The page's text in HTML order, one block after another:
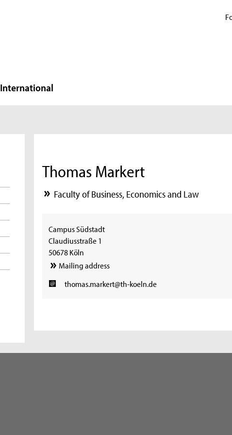
International
Thomas Markert
Faculty of Business, Economics and Law
Campus Südstadt
Claudiusstraße 1
50678 Köln
Mailing address
thomas.markert@th-koeln.de